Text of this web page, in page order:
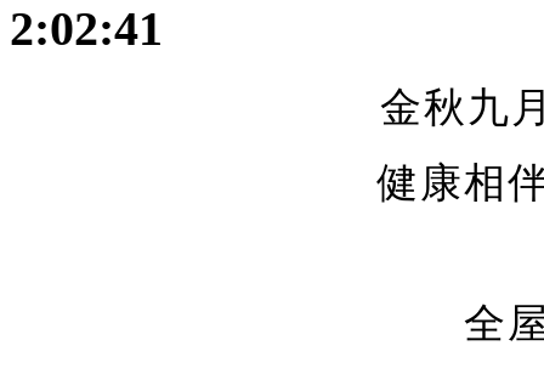
2:02:41
金秋九
健康相
全